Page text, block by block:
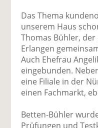
Das Thema
unserem Haus
Thomas Bühler,
Erlangen
Auch Ehefrau
eingebunden.
eine Filiale in der
einen Fachmarkt,
Betten-Bühler
Prüfungen und